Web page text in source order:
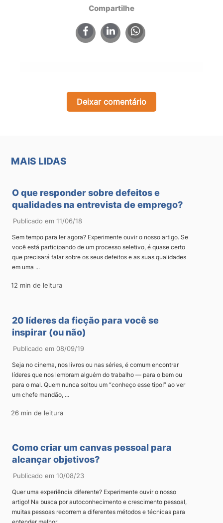
Compartilhe
Deixar comentário
MAIS LIDAS
O que responder sobre defeitos e
qualidades na entrevista de emprego?
Publicado em 11/06/18
Sem tempo para ler agora? Experimente ouvir o nosso artigo. Se
você está participando de um processo seletivo, é quase certo
que precisará falar sobre os seus defeitos e as suas qualidades
em uma ...
12 min de leitura
20 líderes da ficção para você se
inspirar (ou não)
Publicado em 08/09/19
Seja no cinema, nos livros ou nas séries, é comum encontrar
líderes que nos lembram alguém do trabalho — para o bem ou
para o mal. Quem nunca soltou um “conheço esse tipo!” ao ver
um chefe mandão, ...
26 min de leitura
Como criar um canvas pessoal para
alcançar objetivos?
Publicado em 10/08/23
Quer uma experiência diferente? Experimente ouvir o nosso
artigo! Na busca por autoconhecimento e crescimento pessoal,
muitas pessoas recorrem a diferentes métodos e técnicas para